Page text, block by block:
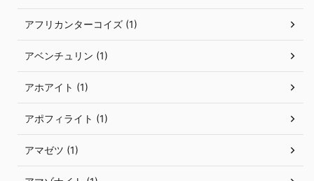
アフリカンターコイズ (1)
アベンチュリン (1)
アホアイト (1)
アポフィライト (1)
アマゼツ (1)